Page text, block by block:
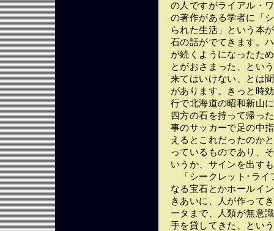
の人ですがライアル・
の著作がある学者に「
られた生活」という本
石の話がでてきます。
が続くようになったた
とがおさまった、とい
来てはいけない、とは
があります。きっと時
行で北海道の昭和新山
四方の石を持って帰っ
事のサッカーで足の中
えるとこれだったのか
っているものであり、
いうか、サインを出す
「シークレット･ライ
なる宝石とかホールイ
きあいに、人が作って
ータまで、人類が無意
手を貸してきた、とい